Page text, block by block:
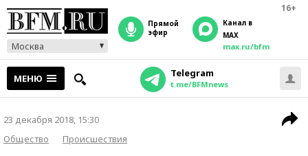
16+
Москва
прямой
эфир
Канал в
MAX
max.ru/bfm
МЕНЮ Telegram
t.me/BFMnews
23 декабря 2018, 15:30
Общество
Происшествия